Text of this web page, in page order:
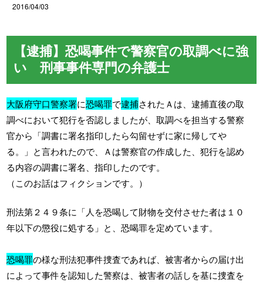
2016/04/03
【逮捕】恐喝事件で警察官の取調べに強
い 刑事事件専門の弁護士
大阪府守口警察署に恐喝罪で逮捕されたＡは、逮捕直後の取
調べにおいて犯行を否認しましたが、取調べを担当する警察
官から「調書に署名指印したら勾留せずに家に帰してや
る。」と言われたので、Ａは警察官の作成した、犯行を認め
る内容の調書に署名、指印したのです。
（このお話はフィクションです。）
刑法第２４９条に「人を恐喝して財物を交付させた者は１０
年以下の懲役に処する」と、恐喝罪を定めています。
恐喝罪の様な刑法犯事件捜査であれば、被害者からの届け出
によって事件を認知した警察は、被害者の話しを基に捜査を